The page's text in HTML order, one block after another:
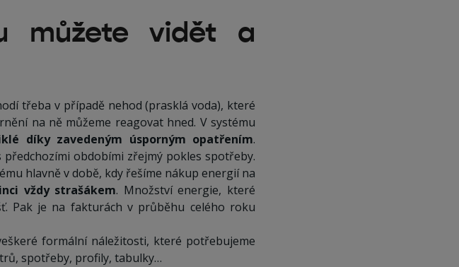
můžete vidět a
třeba v případě nehod (prasklá voda), které
na ně můžeme reagovat hned. V systému
díky zavedeným úsporným opatřením.
obdobími zřejmý pokles spotřeby.
hlavně v době, kdy řešíme nákup energií na
vždy strašákem. Množství energie, které
Pak je na fakturách v průběhu celého roku
formální náležitosti, které potřebujeme
spotřeby, profily, tabulky…